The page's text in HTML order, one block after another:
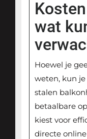
wat
Hoewel je
weten, kun
stalen
betaalbare
kiest voor
directe